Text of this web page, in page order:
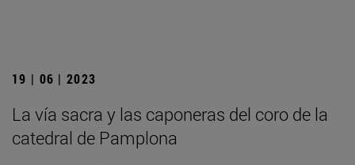
19 | 06 | 2023
La vía sacra y las caponeras del coro de la
catedral de Pamplona